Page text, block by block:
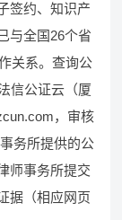
签约、知识产
与全国26个省
关系。查询公
信公证云（厦
，审核
务所提供的公
师事务所提交
据（相应网页